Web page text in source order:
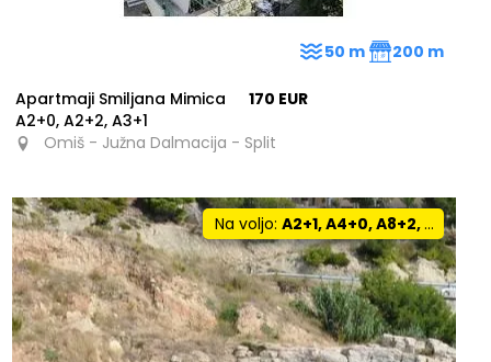
Apartmaji Smiljana Mimica
A2+0, A2+2, A3+1
170 EUR
Omiš - Južna Dalmacija - Split
50 m 200 m
Na voljo: A2+1, A4+0, A8+2, A2+2